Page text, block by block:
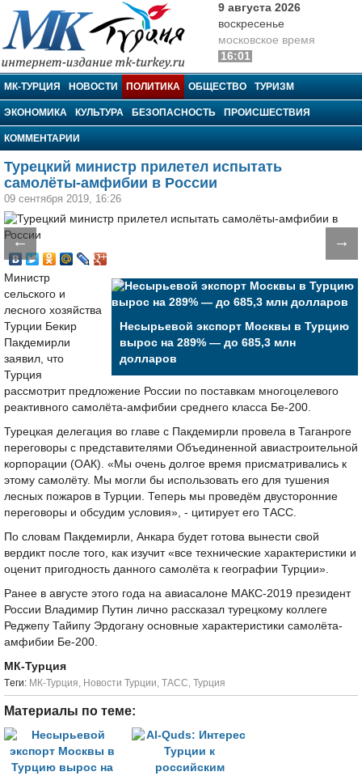
МК-Турция
9 августа 2026
воскресенье
московское время
16:01
МК-ТУРЦИЯ НОВОСТИ ПОЛИТИКА ОБЩЕСТВО ТУРИЗМ
ЭКОНОМИКА КУЛЬТУРА БЕЗОПАСНОСТЬ ПРОИСШЕСТВИЯ
КОММЕНТАРИИ
Турецкий министр прилетел испытать
самолёты-амфибии в России
09 сентября 2019, 16:26
← →
Несырьевой экспорт Москвы в Турцию
вырос на 289% — до 685,3 млн
долларов
Министр
сельского и
лесного хозяйства
Турции Бекир
Пакдемирли
заявил, что
Турция
рассмотрит предложение России по поставкам многоцелевого
реактивного самолёта-амфибии среднего класса Бе-200.
Турецкая делегация во главе с Пакдемирли провела в Таганроге
переговоры с представителями Объединенной авиастроительной
корпорации (ОАК). «Мы очень долгое время присматривались к
этому самолёту. Мы могли бы использовать его для тушения
лесных пожаров в Турции. Теперь мы проведём двусторонние
переговоры и обсудим условия», - цитирует его ТАСС.
По словам Пакдемирли, Анкара будет готова вынести свой
вердикт после того, как изучит «все технические характеристики и
оценит пригодность данного самолёта к географии Турции».
Ранее в августе этого года на авиасалоне МАКС-2019 президент
России Владимир Путин лично рассказал турецкому коллеге
Реджепу Тайипу Эрдогану основные характеристики самолёта-
амфибии Бе-200.
МК-Турция
Tеги: МК-Турция, Новости Турции, ТАСС, Турция
Материалы по теме: